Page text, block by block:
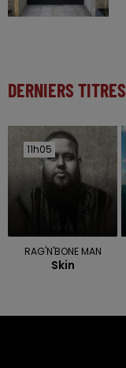
DERNIERS TITRES
11h05
11h05
RAG'N'BONE MAN
Skin